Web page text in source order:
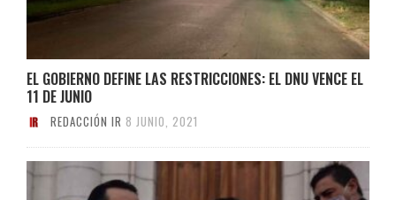
EL GOBIERNO DEFINE LAS RESTRICCIONES: EL DNU VENCE EL
11 DE JUNIO
REDACCIÓN IR 8 JUNIO, 2021